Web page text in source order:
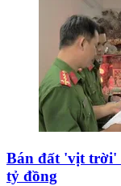
Bán đất 'vịt trời'
tỷ đồng